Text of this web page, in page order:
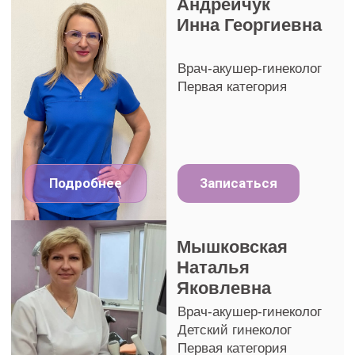
ФИО
+375
Записаться
Заполните форму ниже и мы свяжемся
с Вами
Записаться на лазерное
вагинальное омоложение
Нажимая на кнопку 'Записаться', Вы даете согласие
на обработку персональных данных, соглашаетесь
политикой конфиденциальности